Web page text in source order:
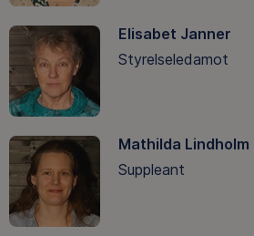
Elisabet Janner
Styrelseledamot
Mathilda Lindholm
Suppleant